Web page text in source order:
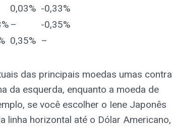
0,03% -0,33%
–
-0,35%
0,35% –
das principais moedas umas contra
da esquerda, enquanto a moeda de
se você escolher o Iene Japonês
linha horizontal até o Dólar Americano,